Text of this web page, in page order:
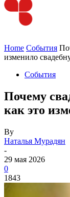
Home События
изменило
События
Почему
как это
By
Наталья Мурадян
-
29 мая 2026
0
1843